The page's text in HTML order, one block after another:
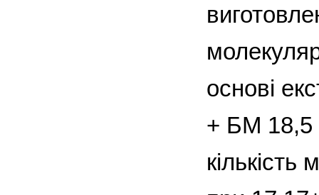
основі
+ БМ 18,5